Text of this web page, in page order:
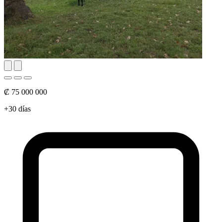
₡ 75 000 000
+30 días